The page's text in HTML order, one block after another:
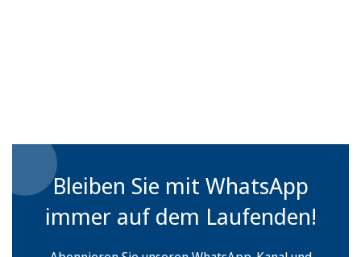
Bleiben Sie mit WhatsApp
immer auf dem Laufenden!